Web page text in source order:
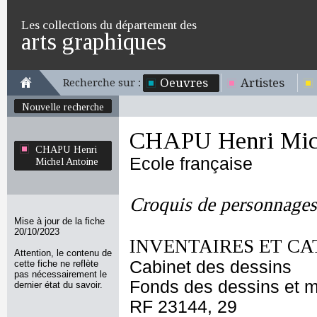
Les collections du département des
arts graphiques
Recherche sur : Oeuvres Artistes
Nouvelle recherche
CHAPU Henri
Michel Antoine
Mise à jour de la fiche
20/10/2023
Attention, le contenu de
cette fiche ne reflète
pas nécessairement le
dernier état du savoir.
CHAPU Henri
Ecole française
Croquis de personnages
INVENTAIRES ET
Cabinet des dessins
Fonds des dessins et
RF 23144, 29